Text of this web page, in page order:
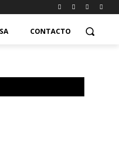
CONTACTO